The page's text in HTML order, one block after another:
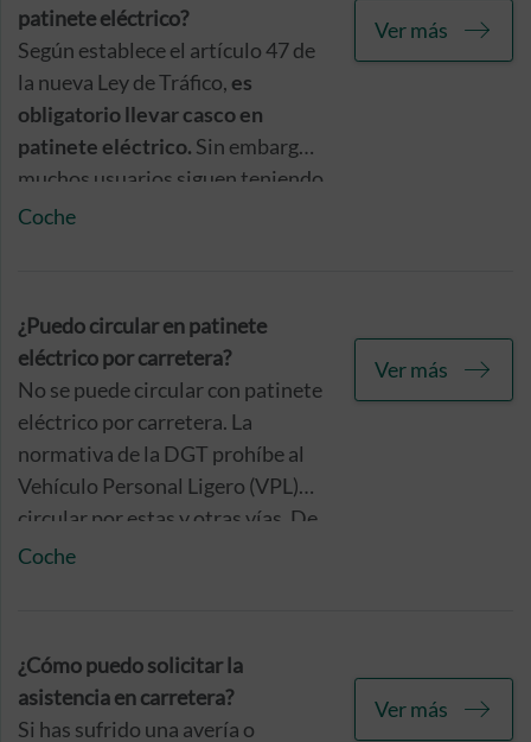
patinete eléctrico?
Según establece el artículo 47 de
la nueva Ley de Tráfico, es
obligatorio llevar casco en
patinete eléctrico. Sin embargo,
muchos usuarios siguen teniendo
dudas sobre esta normativa en
Coche
Ver más
¿Puedo circular en patinete
eléctrico por carretera?
No se puede circular con patinete
eléctrico por carretera. La
normativa de la DGT prohíbe al
Vehículo Personal Ligero (VPL)
circular por estas y otras vías. De
este modo, la normativa impide a
Coche
Ver más
¿Cómo puedo solicitar la
asistencia en carretera?
Si has sufrido una avería o
Ver más